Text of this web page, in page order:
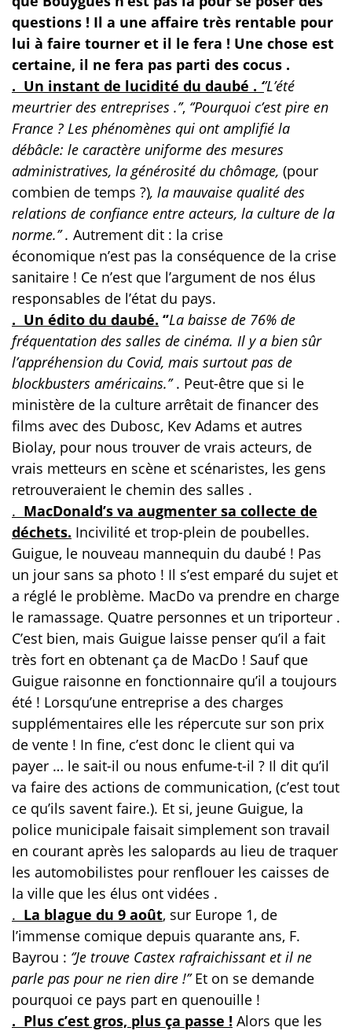
questions ! Il a une affaire très rentable pour
lui à faire tourner et il le fera ! Une chose est
certaine, il ne fera pas parti des cocus .
. Un instant de lucidité du daubé . ‘’L’été
meurtrier des entreprises .’’, ‘’Pourquoi c’est pire en
France ? Les phénomènes qui ont amplifié la
débâcle: le caractère uniforme des mesures
administratives, la générosité du chômage, (pour
combien de temps ?), la mauvaise qualité des
relations de confiance entre acteurs, la culture de la
norme.’’ . Autrement dit : la crise
économique n’est pas la conséquence de la crise
sanitaire ! Ce n’est que l’argument de nos élus
responsables de l’état du pays.
. Un édito du daubé. ‘’La baisse de 76% de
fréquentation des salles de cinéma. Il y a bien sûr
l’appréhension du Covid, mais surtout pas de
blockbusters américains.’’. Peut-être que si le
ministère de la culture arrêtait de financer des
films avec des Dubosc, Kev Adams et autres
Biolay, pour nous trouver de vrais acteurs, de
vrais metteurs en scène et scénaristes, les gens
retrouveraient le chemin des salles .
. MacDonald’s va augmenter sa collecte de
déchets. Incivilité et trop-plein de poubelles.
Guigue, le nouveau mannequin du daubé ! Pas
un jour sans sa photo ! Il s’est emparé du sujet et
a réglé le problème. MacDo va prendre en charge
le ramassage. Quatre personnes et un triporteur .
C’est bien, mais Guigue laisse penser qu’il a fait
très fort en obtenant ça de MacDo ! Sauf que
Guigue raisonne en fonctionnaire qu’il a toujours
été ! Lorsqu’une entreprise a des charges
supplémentaires elle les répercute sur son prix
de vente ! In fine, c’est donc le client qui va
payer … le sait-il ou nous enfume-t-il ? Il dit qu’il
va faire des actions de communication, (c’est tout
ce qu’ils savent faire.). Et si, jeune Guigue, la
police municipale faisait simplement son travail
en courant après les salopards au lieu de traquer
les automobilistes pour renflouer les caisses de
la ville que les élus ont vidées .
. La blague du 9 août, sur Europe 1, de
l’immense comique depuis quarante ans, F.
Bayrou : ‘’Je trouve Castex rafraichissant et il ne
parle pas pour ne rien dire !’’Et on se demande
pourquoi ce pays part en quenouille !
. Plus c’est gros, plus ça passe ! Alors que les